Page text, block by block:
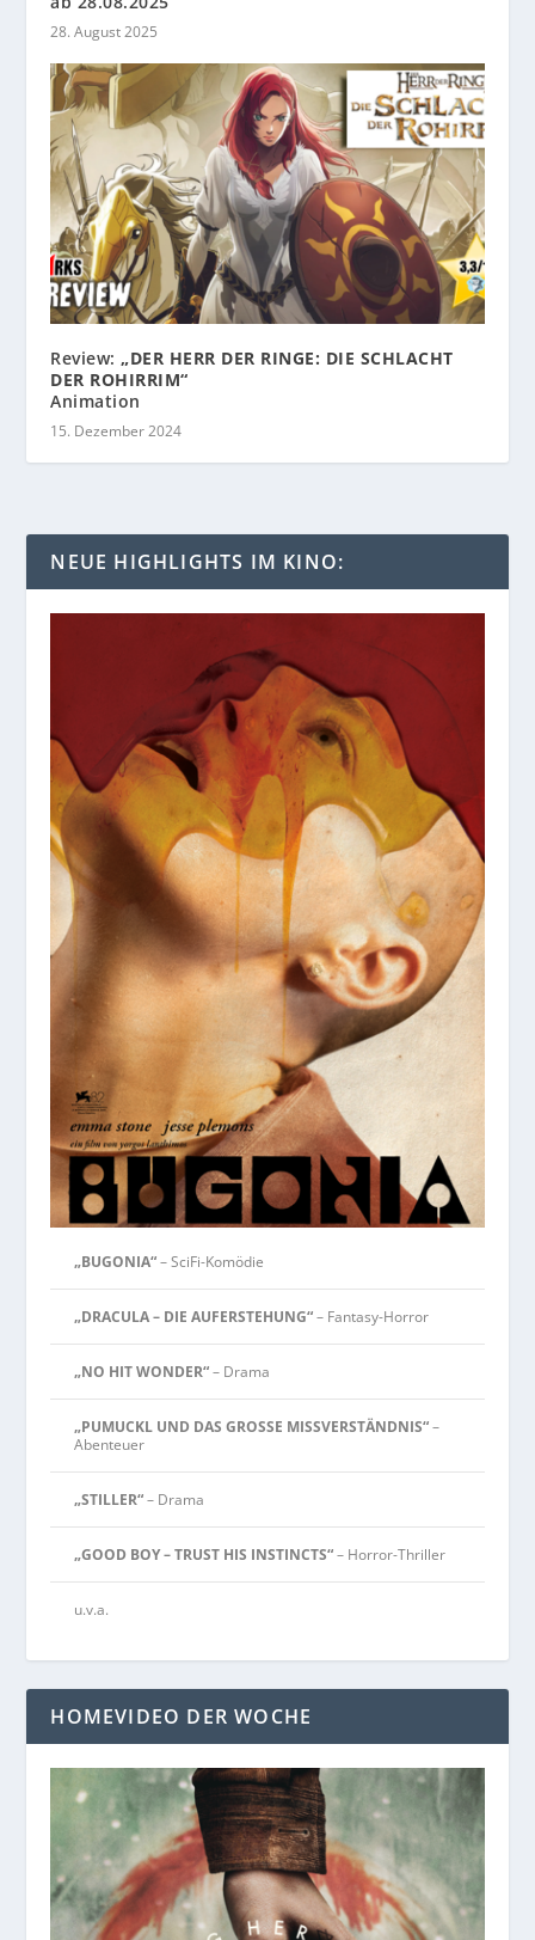
28. August 2025
Review:„DER HERR DER RINGE: DIE SCHLACHT
DER ROHIRRIM“
Animation
15. Dezember 2024
NEUE HIGHLIGHTS IM KINO:
„BUGONIA“– SciFi-Komödie
„DRACULA – DIE AUFERSTEHUNG“– Fantasy-Horror
„NO HIT WONDER“– Drama
„PUMUCKL UND DAS GROSSE MISSVERSTÄNDNIS“–
Abenteuer
„STILLER“– Drama
„GOOD BOY – TRUST HIS INSTINCTS“– Horror-Thriller
u.v.a.
HOMEVIDEO DER WOCHE